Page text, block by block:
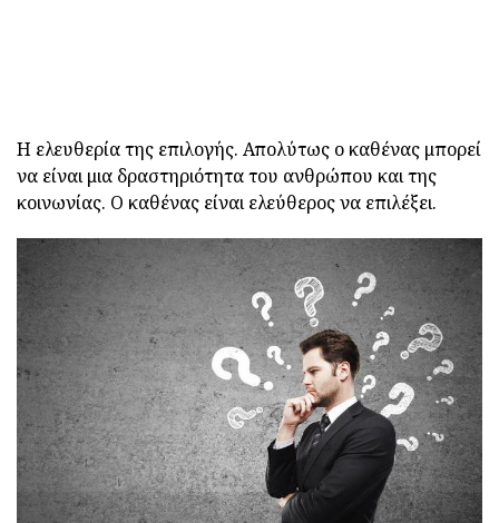
Η ελευθερία της επιλογής. Απολύτως ο καθένας μπορεί
να είναι μια δραστηριότητα του ανθρώπου και της
κοινωνίας. Ο καθένας είναι ελεύθερος να επιλέξει.